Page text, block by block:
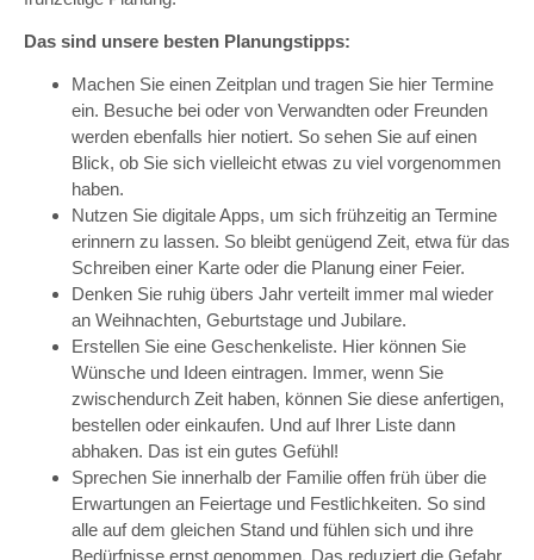
Das sind unsere besten Planungstipps:
Machen Sie einen Zeitplan und tragen Sie hier Termine
ein. Besuche bei oder von Verwandten oder Freunden
werden ebenfalls hier notiert. So sehen Sie auf einen
Blick, ob Sie sich vielleicht etwas zu viel vorgenommen
haben.
Nutzen Sie digitale Apps, um sich frühzeitig an Termine
erinnern zu lassen. So bleibt genügend Zeit, etwa für das
Schreiben einer Karte oder die Planung einer Feier.
Denken Sie ruhig übers Jahr verteilt immer mal wieder
an Weihnachten, Geburtstage und Jubilare.
Erstellen Sie eine Geschenkeliste. Hier können Sie
Wünsche und Ideen eintragen. Immer, wenn Sie
zwischendurch Zeit haben, können Sie diese anfertigen,
bestellen oder einkaufen. Und auf Ihrer Liste dann
abhaken. Das ist ein gutes Gefühl!
Sprechen Sie innerhalb der Familie offen früh über die
Erwartungen an Feiertage und Festlichkeiten. So sind
alle auf dem gleichen Stand und fühlen sich und ihre